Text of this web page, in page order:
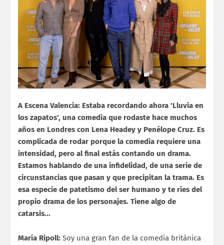
A Escena Valencia: Estaba recordando ahora 'Lluvia en
los zapatos', una comedia que rodaste hace muchos
años en Londres con Lena Headey y Penélope Cruz. Es
complicada de rodar porque la comedia requiere una
intensidad, pero al final estás contando un drama.
Estamos hablando de una infidelidad, de una serie de
circunstancias que pasan y que precipitan la trama. Es
esa especie de patetismo del ser humano y te ríes del
propio drama de los personajes. Tiene algo de
catarsis...
María Ripoll: Soy una gran fan de la comedia británica